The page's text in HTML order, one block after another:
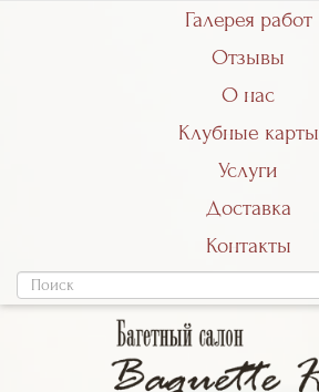
Галерея работ
Отзывы
О нас
Клубные карты
Услуги
Доставка
Контакты